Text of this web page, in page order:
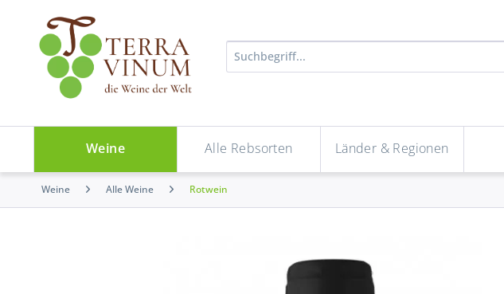
Weine Alle Rebsorten Länder & Regionen
Weine Alle Weine Rotwein